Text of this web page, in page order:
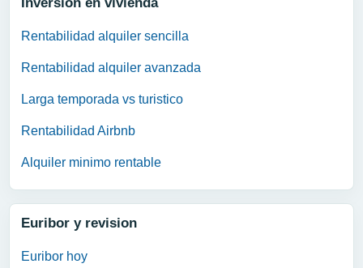
Rentabilidad alquiler sencilla
Rentabilidad alquiler avanzada
Larga temporada vs turistico
Rentabilidad Airbnb
Alquiler minimo rentable
Euribor y revision
Euribor hoy